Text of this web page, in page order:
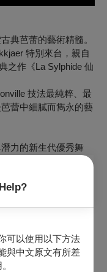
可以使用以下方法
與中文原文有所差
典芭蕾的藝術精髓。
特別來台，親自
之作《La Sylphide 仙
技法最純粹、最
蕾中細膩而雋永的藝
力的新生代優秀舞
碼呈現經典古典小品